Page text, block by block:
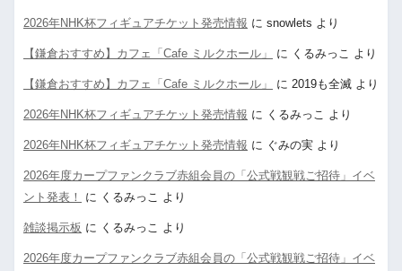
2026年NHK杯フィギュアチケット発売情報 に snowlets より
【鎌倉おすすめ】カフェ「Cafe ミルクホール」 に くるみっこ より
【鎌倉おすすめ】カフェ「Cafe ミルクホール」 に 2019も全滅 より
2026年NHK杯フィギュアチケット発売情報 に くるみっこ より
2026年NHK杯フィギュアチケット発売情報 に ぐみの実 より
2026年度カープファンクラブ赤組会員の「公式戦観戦ご招待」イベ
ント発表！
に くるみっこ より
雑談掲示板 に くるみっこ より
2026年度カープファンクラブ赤組会員の「公式戦観戦ご招待」イベ